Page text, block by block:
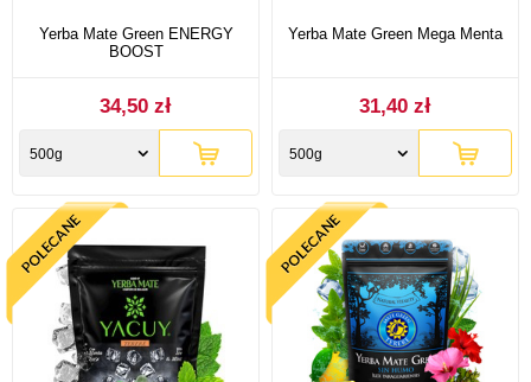
Yerba Mate Green ENERGY
BOOST
34,50 zł
500g
Yerba Mate Green Mega Menta
31,40 zł
500g